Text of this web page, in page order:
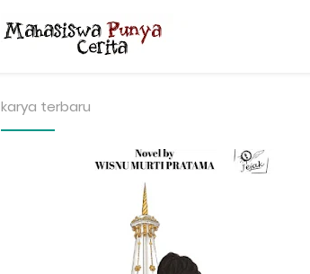
karya terbaru